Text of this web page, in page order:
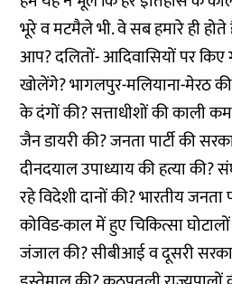
भूरे व मटमैले भी. वे सब हमारे ही
आप? दलितों- आदिवासियों पर
खोलेंगे? भागलपुर-मलियाना-मेरठ
के दंगों की? सत्ताधीशों की काली
जैन डायरी की? जनता पार्टी की
दीनदयाल उपाध्याय की हत्या की?
रहे विदेशी दानों की? भारतीय जनता
कोविड-काल में हुए चिकित्सा
जंजाल की? सीबीआई व दूसरी